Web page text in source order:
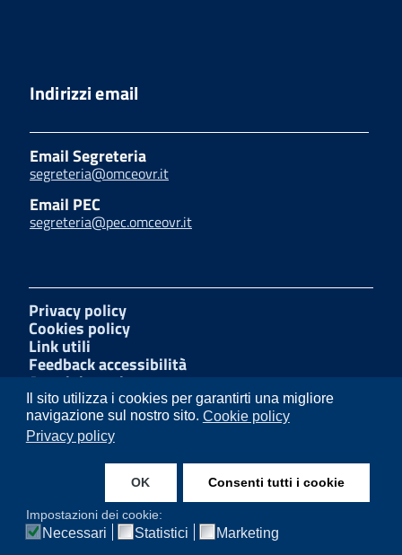
Il sito utilizza i cookies per garantirti una migliore
navigazione sul nostro sito. Cookie policy
Privacy policy
OK Consenti tutti i cookie
Impostazioni dei cookie:
Necessari Statistici Marketing
Indirizzi email
Email Segreteria
segreteria@omceovr.it
Email PEC
segreteria@pec.omceovr.it
Privacy policy
Cookies policy
Link utili
Feedback accessibilità
Amministrazione trasparente
W3C Css
Mappa del sito
Dichiarazione di accessibilità
Facebook